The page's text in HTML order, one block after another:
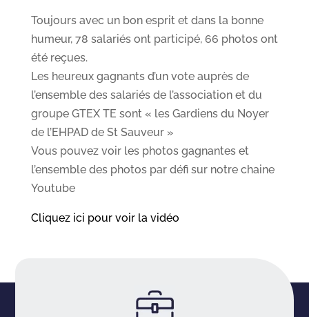
Toujours avec un bon esprit et dans la bonne
humeur, 78 salariés ont participé, 66 photos ont
été reçues.
Les heureux gagnants d’un vote auprès de
l’ensemble des salariés de l’association et du
groupe GTEX TE sont « les Gardiens du Noyer
de l’EHPAD de St Sauveur »
Vous pouvez voir les photos gagnantes et
l’ensemble des photos par défi sur notre chaine
Youtube
Cliquez ici pour voir la vidéo